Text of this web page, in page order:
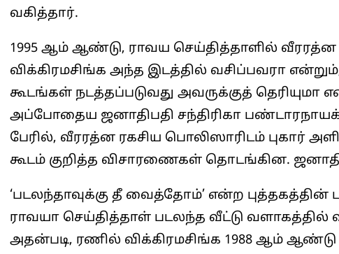
வகித்தார்.
1995 ஆம் ஆண்டு, ராவய செய்தித்தாளில் வீரரத்ன
விக்கிரமசிங்க அந்த இடத்தில் வசிப்பவரா
கூடங்கள் நடத்தப்படுவது அவருக்குத்
அப்போதைய ஜனாதிபதி சந்திரிகா
பேரில், வீரரத்ன ரகசிய பொலிஸாரிடம் புகார்
கூடம் குறித்த விசாரணைகள் தொடங்கின.
‘படலந்தாவுக்கு தீ வைத்தோம்’ என்ற புத்தகத்தின்
ராவயா செய்தித்தாள் படலந்த வீட்டு வளாகத்தில்
அதன்படி, ரணில் விக்கிரமசிங்க 1988 ஆம்